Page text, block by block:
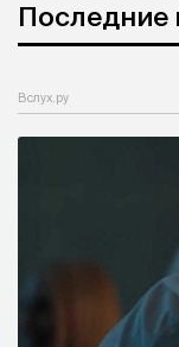
Последние
Вслух.ру